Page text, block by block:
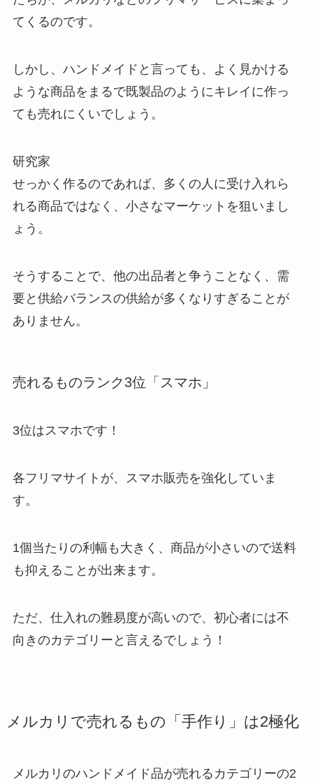
てくるのです。
しかし、ハンドメイドと言っても、よく見かける
ような商品をまるで既製品のようにキレイに作っ
ても売れにくいでしょう。
研究家
せっかく作るのであれば、多くの人に受け入れら
れる商品ではなく、小さなマーケットを狙いまし
ょう。
そうすることで、他の出品者と争うことなく、需
要と供給バランスの供給が多くなりすぎることが
ありません。
売れるものランク3位「スマホ」
3位はスマホです！
各フリマサイトが、スマホ販売を強化していま
す。
1個当たりの利幅も大きく、商品が小さいので送料
も抑えることが出来ます。
ただ、仕入れの難易度が高いので、初心者には不
向きのカテゴリーと言えるでしょう！
メルカリで売れるもの「手作り」は2極化
メルカリのハンドメイド品が売れるカテゴリーの2